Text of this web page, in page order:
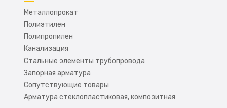
Металлопрокат
Полиэтилен
Полипропилен
Канализация
Стальные элементы трубопровода
Запорная арматура
Сопутствующие товары
Арматура стеклопластиковая, композитная